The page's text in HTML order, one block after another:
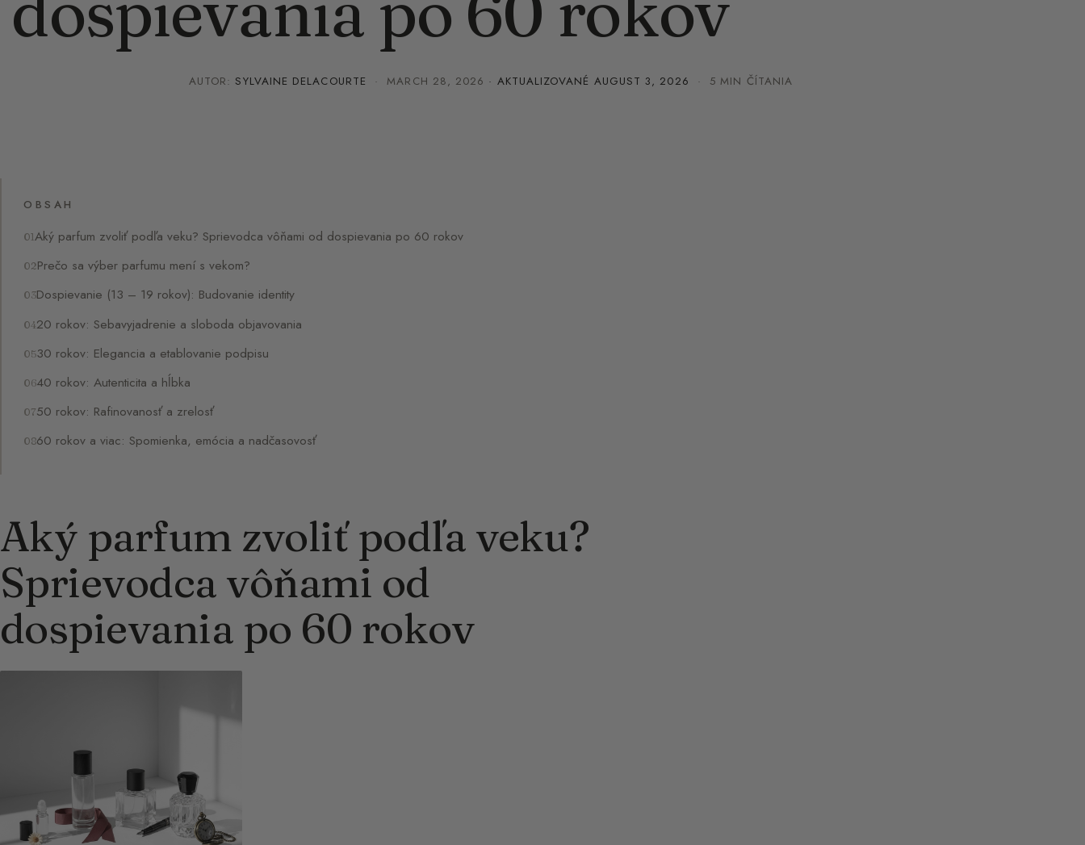
AUTOR: SYLVAINE DELACOURTE ·MARCH 28, 2026 · AKTUALIZOVANÉ AUGUST 3, 2026 · 5 MIN ČÍTANIA
OBSAH
Aký parfum zvoliť podľa veku? Sprievodca vôňami od dospievania po 60 rokov
Prečo sa výber parfumu mení s vekom?
Dospievanie (13 – 19 rokov): Budovanie identity
20 rokov: Sebavyjadrenie a sloboda objavovania
30 rokov: Elegancia a etablovanie podpisu
40 rokov: Autenticita a hĺbka
50 rokov: Rafinovanosť a zrelosť
60 rokov a viac: Spomienka, emócia a nadčasovosť
Aký parfum zvoliť podľa veku?
Sprievodca vôňami od
dospievania po 60 rokov